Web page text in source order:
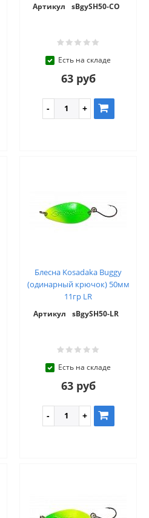
Артикул sBgySH50-CO
Есть на складе
63 руб
Блесна Kosadaka Buggy
(одинарный крючок) 50мм
11гр LR
Артикул sBgySH50-LR
Есть на складе
63 руб